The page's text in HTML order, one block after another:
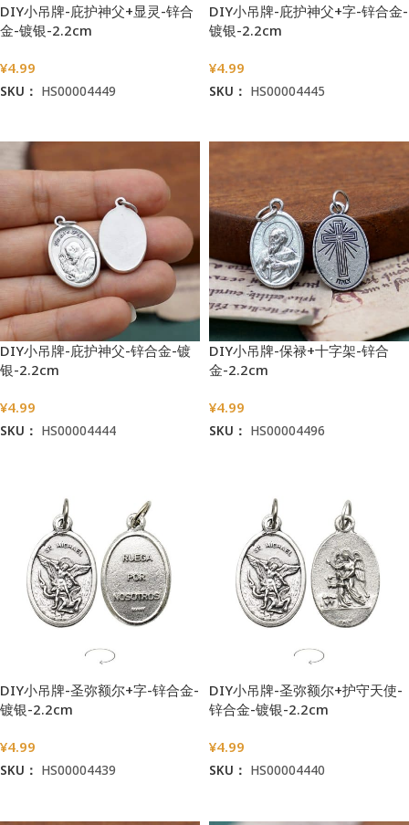
DIY小吊牌-庇护神父+显灵-锌合
金-镀银-2.2cm
¥4.99
SKU： HS00004449
DIY小吊牌-庇护神父+字-锌合金-
镀银-2.2cm
¥4.99
SKU： HS00004445
DIY小吊牌-庇护神父-锌合金-镀
银-2.2cm
¥4.99
SKU： HS00004444
DIY小吊牌-保禄+十字架-锌合
金-2.2cm
¥4.99
SKU： HS00004496
DIY小吊牌-圣弥额尔+字-锌合金-
镀银-2.2cm
¥4.99
SKU： HS00004439
DIY小吊牌-圣弥额尔+护守天使-
锌合金-镀银-2.2cm
¥4.99
SKU： HS00004440